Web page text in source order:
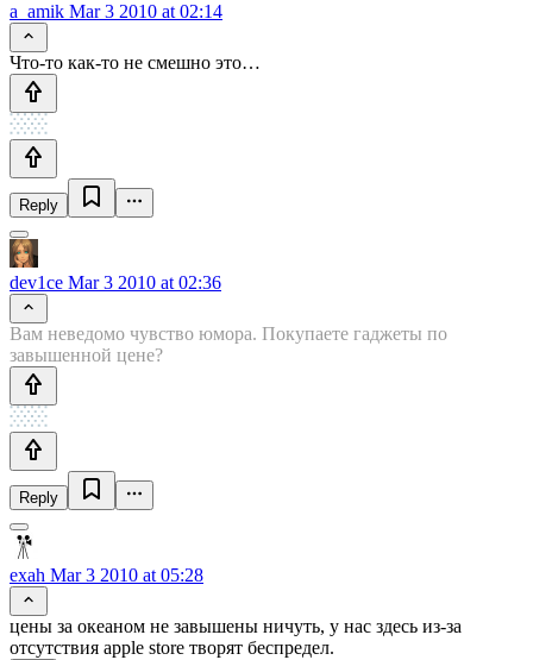
a_amik Mar 3 2010 at 02:14
Что-то как-то не смешно это…
Reply
dev1ce Mar 3 2010 at 02:36
Вам неведомо чувство юмора. Покупаете гаджеты по
завышенной цене?
Reply
exah Mar 3 2010 at 05:28
цены за океаном не завышены ничуть, у нас здесь из-за
отсутствия apple store творят беспредел.